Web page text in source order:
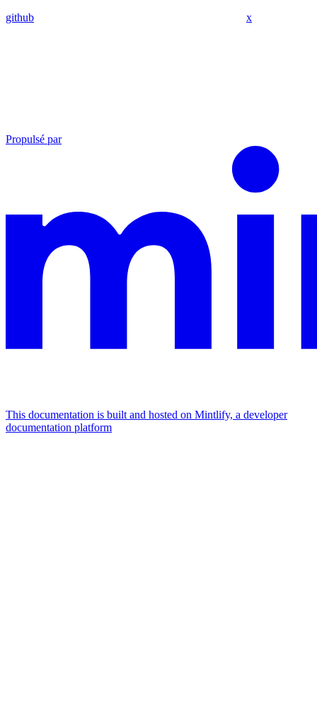
github x
Propulsé par
This documentation is built and hosted on Mintlify, a developer
documentation platform